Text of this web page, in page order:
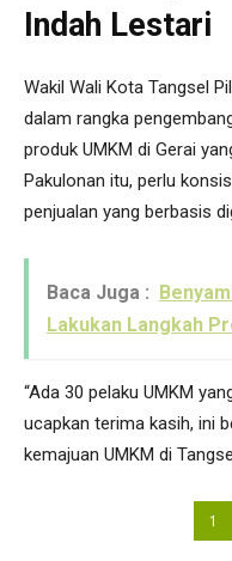
Indah Lestari
Wakil Wali Kota Tangsel
dalam rangka
produk UMKM di Gerai
Pakulonan itu, perlu
penjualan yang berbasis
Baca Juga :
Lakukan Langkah
“Ada 30 pelaku UMKM
ucapkan terima kasih, ini
kemajuan UMKM di
1